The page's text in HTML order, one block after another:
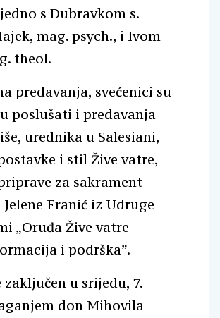
s Dubravkom s.
mag. psych., i Ivom
theol.
predavanja, svećenici su
poslušati i predavanja
urednika u Salesiani,
i stil Žive vatre,
za sakrament
Franić iz Udruge
„Oruđa Žive vatre –
i podrška”.
u srijedu, 7.
don Mihovila